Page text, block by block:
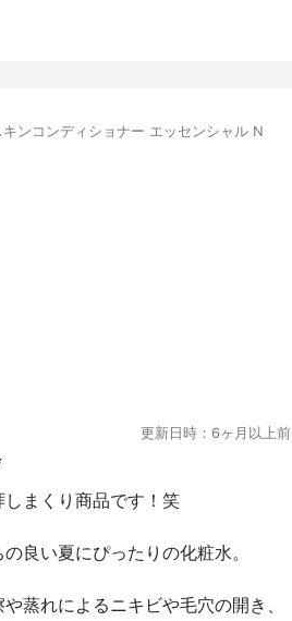
ンコンディショナー エッセンシャル N
更新日時：6ヶ月以上前
まくり商品です！笑
良い夏にぴったりの化粧水。
蒸れによるニキビや毛穴の開き、